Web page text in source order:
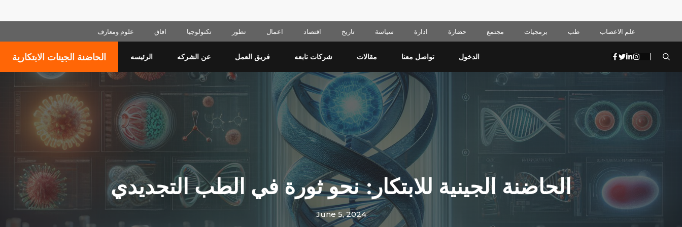
علوم ومعارف افاق تكنولوجيا تطور اعمال اقتصاد تاريخ سياسة ادارة حضارة مجتمع برمجيات طب علم الاعصاب
الحاضنة الجينات الابتكارية الرئيسه عن الشركه فريق العمل شركات تابعه مقالات تواصل معنا الدخول
الحاضنة الجينية للابتكار: نحو ثورة في الطب التجديدي
June 5, 2024